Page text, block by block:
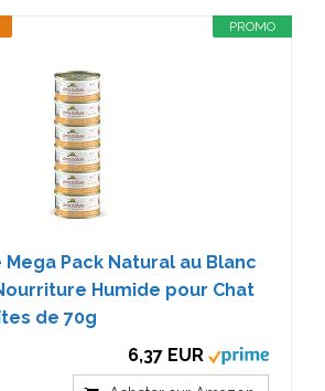
PROMO
Pack Natural au Blanc
Humide pour Chat
de 70g
6,37 EUR